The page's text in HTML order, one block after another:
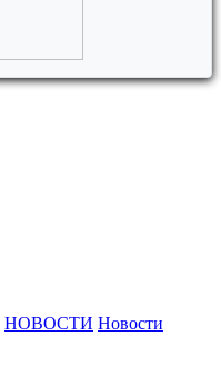
НОВОСТИ Новости